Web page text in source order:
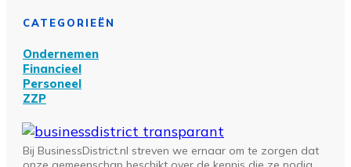
CATEGORIEËN
Ondernemen
Financieel
Personeel
ZZP
Bij BusinessDistrict.nl streven we ernaar om te zorgen dat